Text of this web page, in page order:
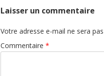
Laisser un commentaire
Votre adresse e-mail ne sera
Commentaire *